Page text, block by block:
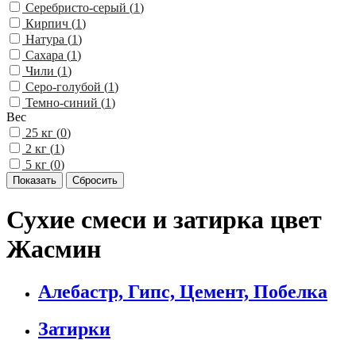
Серебристо-серый (1)
Кирпич (1)
Натура (1)
Сахара (1)
Чили (1)
Серо-голубой (1)
Темно-синий (1)
Вес
25 кг (0)
2 кг (1)
5 кг (0)
Сухие смеси и затирка цвет
Жасмин
Алебастр, Гипс, Цемент, Побелка
Затирки